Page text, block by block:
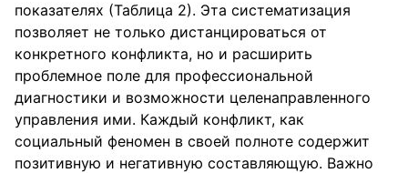
показателях (Таблица 2). Эта систематизация
позволяет не только дистанцироваться от
конкретного конфликта, но и расширить
проблемное поле для профессиональной
диагностики и возможности целенаправленного
управления ими. Каждый конфликт, как
социальный феномен в своей полноте содержит
позитивную и негативную составляющую. Важно